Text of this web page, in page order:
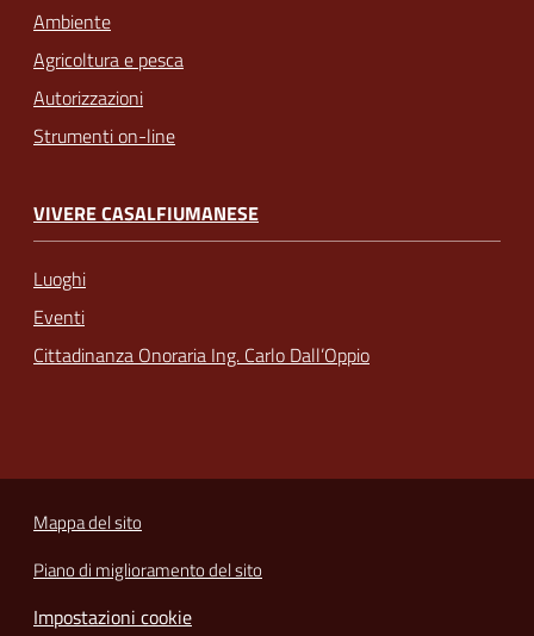
Ambiente
Agricoltura e pesca
Autorizzazioni
Strumenti on-line
VIVERE CASALFIUMANESE
Luoghi
Eventi
Cittadinanza Onoraria Ing. Carlo Dall’Oppio
Mappa del sito
Piano di miglioramento del sito
Impostazioni cookie